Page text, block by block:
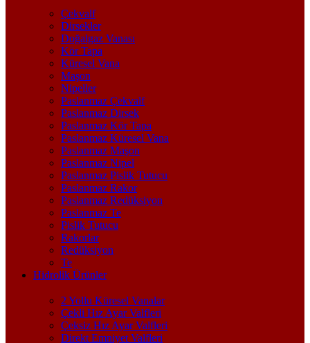
Çekvalf
Dirsekler
Doğalgaz Vanası
Kör Tapa
Küresel Vana
Maşon
Nipeller
Paslanmaz Çekvalf
Paslanmaz Dirsek
Paslanmaz Kör Tapa
Paslanmaz Küresel Vana
Paslanmaz Maşon
Paslanmaz Nipel
Paslanmaz Pislik Tutucu
Paslanmaz Rakor
Paslanmaz Redüksiyon
Paslanmaz Te
Pislik Tutucu
Rakorlar
Redüksiyon
Te
Hidrolik Ürünler
2 Yollu Küresel Vanalar
Çekli Hız Ayar Valfleri
Çeksiz Hız Ayar Valfleri
Direkt Emniyet Valfleri